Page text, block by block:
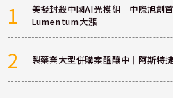
1
美擬封殺中國AI光模組 中際旭創
Lumentum大漲
2 製藥業大型併購案醞釀中｜阿斯特